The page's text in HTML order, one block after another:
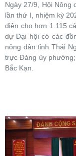
Ngày 27/9, Hội Nông
lần thứ I, nhiệm kỳ
diện cho hơn 1.115
dự Đại hội có các
nông dân tỉnh Thái
trực Đảng ủy
Bắc Kạn.